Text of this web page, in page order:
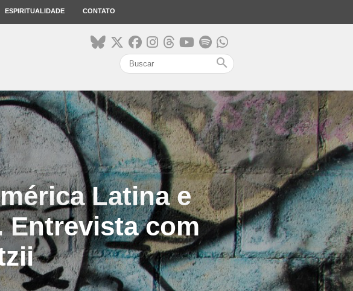
ESPIRITUALIDADE CONTATO
search
Latina e
Entrevista com